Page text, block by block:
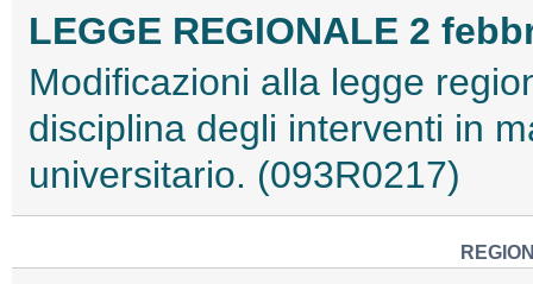
LEGGE REGIONALE 2
Modificazioni alla legge
disciplina degli interventi in
universitario. (093R0217)